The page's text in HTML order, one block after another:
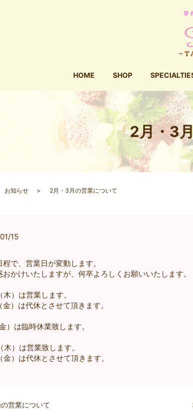
HOME SHOP
2月・3
お知らせ 2月・3月の営業について
15
程で、営業日が変動します。
おかけいたしますが、何卒よろしくお願いいたします。
木）は営業します。
金）は代休とさせて頂きます。
）は臨時休業致します。
木）は営業致します。
金）は代休とさせて頂きます。
営業について